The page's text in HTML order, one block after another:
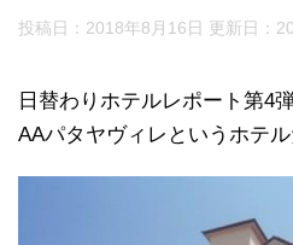
投稿日：2018年8月16日 更新日：
日替わりホテルレポート第4
AAパタヤヴィレというホテル